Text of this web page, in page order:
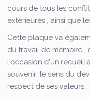
cours de tous les
extérieures , ainsi que
Cette plaque va
du travail de mémoire ,
l'occasion d'un
souvenir ,le sens du
respect de ses valeurs .